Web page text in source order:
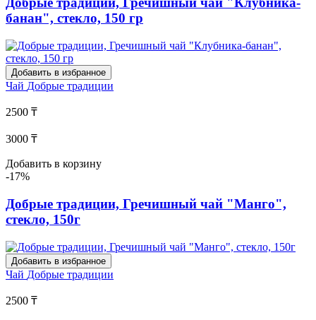
банан", стекло, 150 гр
Добавить в избранное
Чай Добрые традиции
2500 ₸
3000 ₸
Добавить в корзину
-17%
Добрые традиции, Гречишный чай "Манго",
стекло, 150г
Добавить в избранное
Чай Добрые традиции
2500 ₸